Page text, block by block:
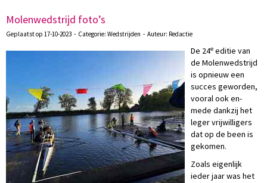
Molenwedstrijd foto’s
Geplaatst op 17-10-2023 - Categorie: Wedstrijden - Auteur: Redactie
De 24e editie van
de Molenwedstrijd
is opnieuw een
succes geworden,
vooral ook en-
mede dankzij het
leger vrijwilligers
dat op de been is
gekomen.
Zoals eigenlijk
ieder jaar was het